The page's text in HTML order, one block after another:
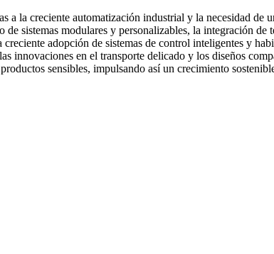
a la creciente automatización industrial y la necesidad de
de sistemas modulares y personalizables, la integración
creciente adopción de sistemas de control inteligentes y
innovaciones en el transporte delicado y los diseños
sensibles, impulsando así un crecimiento